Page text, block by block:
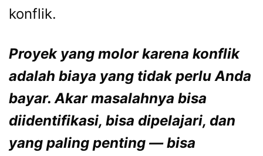
konflik.
Proyek yang molor karena konflik
adalah biaya yang tidak perlu Anda
bayar. Akar masalahnya bisa
diidentifikasi, bisa dipelajari, dan
yang paling penting — bisa